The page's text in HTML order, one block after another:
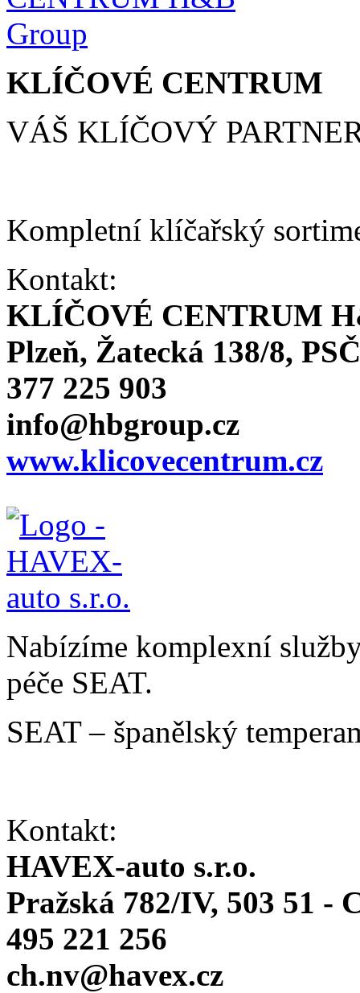
KLÍČOVÉ CENTRUM
VÁŠ KLÍČOVÝ
Kompletní klíčařský
Kontakt:
KLÍČOVÉ CENTRUM
Plzeň, Žatecká 138/8,
377 225 903
info@hbgroup.cz
www.klicovecentrum.cz
Nabízíme komplexní
péče SEAT.
SEAT – španělský
Kontakt:
HAVEX-auto s.r.o.
Pražská 782/IV, 503 51 -
495 221 256
ch.nv@havex.cz